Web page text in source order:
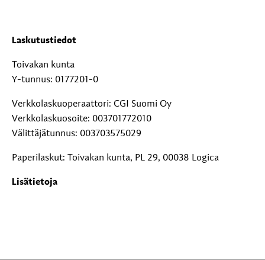
Laskutustiedot
Toivakan kunta
Y-tunnus: 0177201-0
Verkkolaskuoperaattori: CGI Suomi Oy
Verkkolaskuosoite: 003701772010
Välittäjätunnus: 003703575029
Paperilaskut: Toivakan kunta, PL 29, 00038 Logica
Lisätietoja